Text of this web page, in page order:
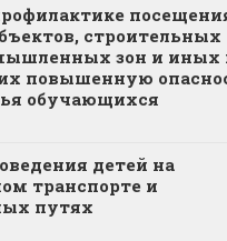
строительных
зон и иных
повышенную
обучающихся
детей на
транспорте и
путях